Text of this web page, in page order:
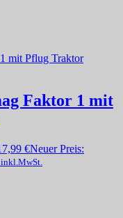
Faktor 1 mit
€Neuer Preis:
inkl.MwSt.